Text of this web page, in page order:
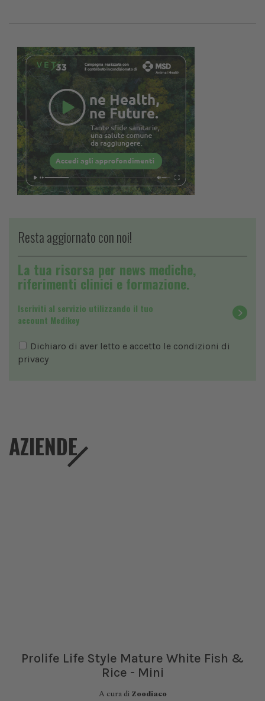
Resta aggiornato con noi!
La tua risorsa per news mediche,
riferimenti clinici e formazione.
Iscriviti al servizio utilizzando il tuo
account Medikey
Dichiaro di aver letto e accetto le condizioni di
privacy
AZIENDE
Prolife Life Style Mature White Fish &
Rice - Mini
A cura di Zoodiaco